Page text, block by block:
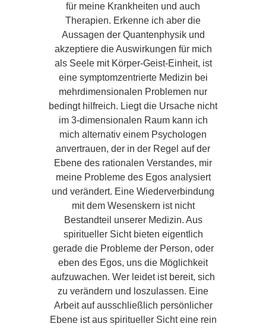
für meine Krankheiten und auch
Therapien. Erkenne ich aber die
Aussagen der Quantenphysik und
akzeptiere die Auswirkungen für mich
als Seele mit Körper-Geist-Einheit, ist
eine symptomzentrierte Medizin bei
mehrdimensionalen Problemen nur
bedingt hilfreich. Liegt die Ursache nicht
im 3-dimensionalen Raum kann ich
mich alternativ einem Psychologen
anvertrauen, der in der Regel auf der
Ebene des rationalen Verstandes, mir
meine Probleme des Egos analysiert
und verändert. Eine Wiederverbindung
mit dem Wesenskern ist nicht
Bestandteil unserer Medizin. Aus
spiritueller Sicht bieten eigentlich
gerade die Probleme der Person, oder
eben des Egos, uns die Möglichkeit
aufzuwachen. Wer leidet ist bereit, sich
zu verändern und loszulassen. Eine
Arbeit auf ausschließlich persönlicher
Ebene ist aus spiritueller Sicht eine rein